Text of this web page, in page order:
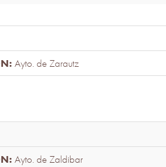
Ayto. de Zarautz
Ayto. de Zaldibar